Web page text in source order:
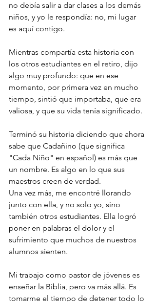
no debía salir a dar clases a los demás
niños, y yo le respondía: no, mi lugar
es aquí contigo.
Mientras compartía esta historia con
los otros estudiantes en el retiro, dijo
algo muy profundo: que en ese
momento, por primera vez en mucho
tiempo, sintió que importaba, que era
valiosa, y que su vida tenía significado.
Terminó su historia diciendo que ahora
sabe que Cadañino (que significa
"Cada Niño" en español) es más que
un nombre. Es algo en lo que sus
maestros creen de verdad.
Una vez más, me encontré llorando
junto con ella, y no solo yo, sino
también otros estudiantes. Ella logró
poner en palabras el dolor y el
sufrimiento que muchos de nuestros
alumnos sienten.
Mi trabajo como pastor de jóvenes es
enseñar la Biblia, pero va más allá. Es
tomarme el tiempo de detener todo lo